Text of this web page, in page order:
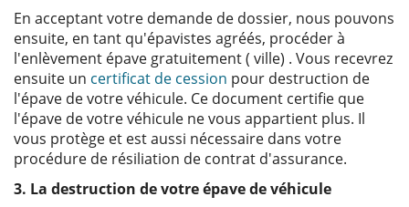
En acceptant votre demande de dossier, nous pouvons
ensuite, en tant qu'épavistes agréés, procéder à
l'enlèvement épave gratuitement ( ville) . Vous recevrez
ensuite un certificat de cession pour destruction de
l'épave de votre véhicule. Ce document certifie que
l'épave de votre véhicule ne vous appartient plus. Il
vous protège et est aussi nécessaire dans votre
procédure de résiliation de contrat d'assurance.
3. La destruction de votre épave de véhicule